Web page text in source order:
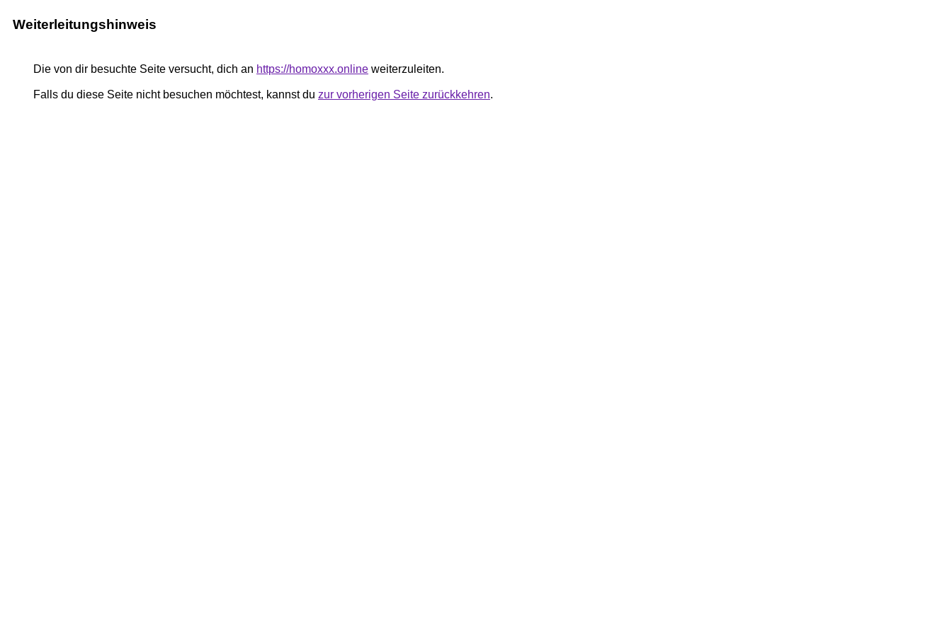
Weiterleitungshinweis
Die von dir besuchte Seite versucht, dich an https://homoxxx.online weiterzuleiten.
Falls du diese Seite nicht besuchen möchtest, kannst du zur vorherigen Seite zurückkehren.